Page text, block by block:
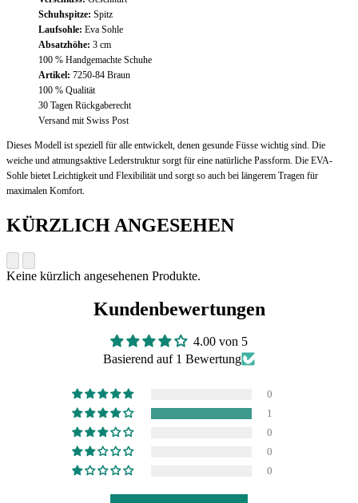
Schuhspitze: Spitz
Laufsohle: Eva Sohle
Absatzhöhe: 3 cm
100 % Handgemachte Schuhe
Artikel: 7250-84 Braun
100 % Qualität
30 Tagen Rückgaberecht
Versand mit Swiss Post
Dieses Modell ist speziell für alle entwickelt, denen gesunde Füsse wichtig sind. Die
weiche und atmungsaktive Lederstruktur sorgt für eine natürliche Passform. Die EVA-
Sohle bietet Leichtigkeit und Flexibilität und sorgt so auch bei längerem Tragen für
maximalen Komfort.
KÜRZLICH ANGESEHEN
Keine kürzlich angesehenen Produkte.
Kundenbewertungen
4.00 von 5
Basierend auf 1 Bewertung
0
1
0
0
0